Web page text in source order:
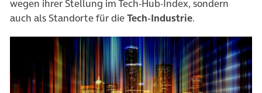
wegen ihrer Stellung im Tech-Hub-Index, sondern
auch als Standorte für dieTech-Industrie.